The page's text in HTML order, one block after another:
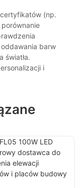
(np.
porównanie
barw
światła.
i